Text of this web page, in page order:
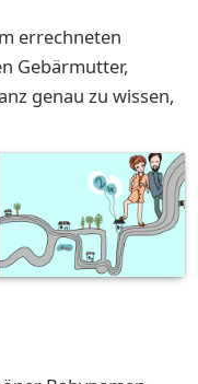
errechneten
Gebärmutter,
genau zu wissen,